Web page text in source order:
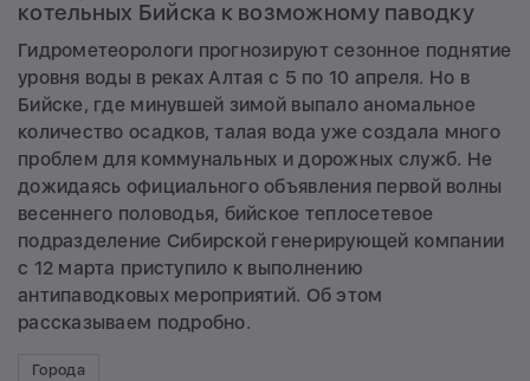
котельных Бийска к возможному паводку
Гидрометеорологи прогнозируют сезонное поднятие
уровня воды в реках Алтая с 5 по 10 апреля. Но в
Бийске, где минувшей зимой выпало аномальное
количество осадков, талая вода уже создала много
проблем для коммунальных и дорожных служб. Не
дожидаясь официального объявления первой волны
весеннего половодья, бийское теплосетевое
подразделение Сибирской генерирующей компании
с 12 марта приступило к выполнению
антипаводковых мероприятий. Об этом
рассказываем подробно.
Города